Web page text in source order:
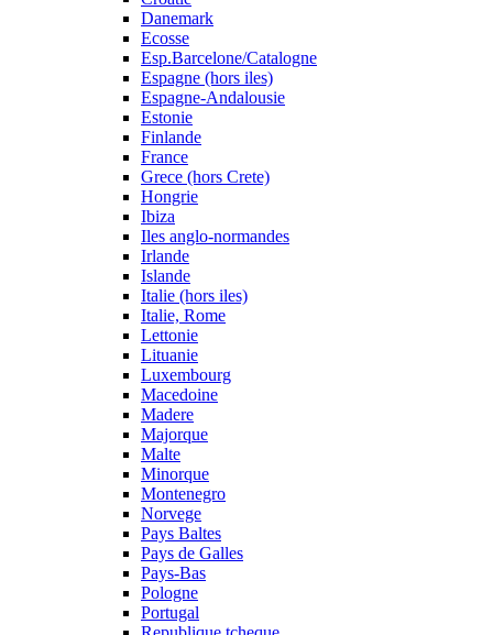
Danemark
Ecosse
Esp.Barcelone/Catalogne
Espagne (hors iles)
Espagne-Andalousie
Estonie
Finlande
France
Grece (hors Crete)
Hongrie
Ibiza
Iles anglo-normandes
Irlande
Islande
Italie (hors iles)
Italie, Rome
Lettonie
Lituanie
Luxembourg
Macedoine
Madere
Majorque
Malte
Minorque
Montenegro
Norvege
Pays Baltes
Pays de Galles
Pays-Bas
Pologne
Portugal